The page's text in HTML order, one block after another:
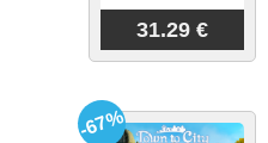
31.29 €
-67%